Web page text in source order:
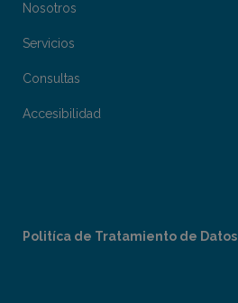
Nosotros
Servicios
Consultas
Accesibilidad
Politíca de Tratamiento de Datos